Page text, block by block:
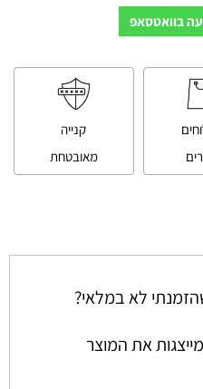
בוואטסאפ
קנייה
מאובטחת
לא במלאי?
את המוצר